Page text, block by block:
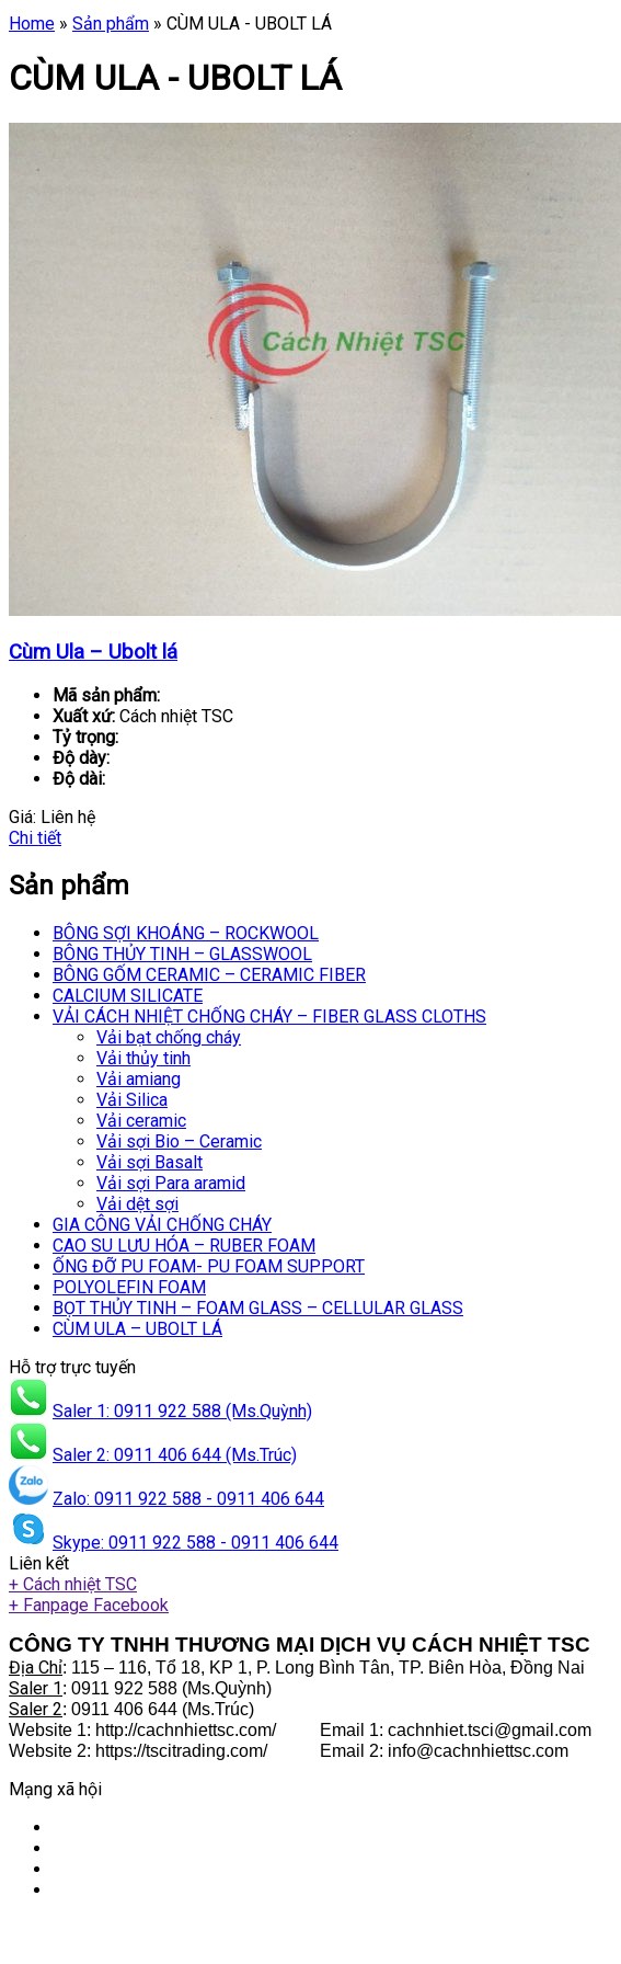
Home » Sản phẩm » CÙM ULA - UBOLT LÁ
CÙM ULA - UBOLT LÁ
Cùm Ula – Ubolt lá
Mã sản phẩm:
Xuất xứ: Cách nhiệt TSC
Tỷ trọng:
Độ dày:
Độ dài:
Giá: Liên hệ
Chi tiết
Sản phẩm
BÔNG SỢI KHOÁNG – ROCKWOOL
BÔNG THỦY TINH – GLASSWOOL
BÔNG GỐM CERAMIC – CERAMIC FIBER
CALCIUM SILICATE
VẢI CÁCH NHIỆT CHỐNG CHÁY – FIBER GLASS CLOTHS
Vải bạt chống cháy
Vải thủy tinh
Vải amiang
Vải Silica
Vải ceramic
Vải sợi Bio – Ceramic
Vải sợi Basalt
Vải sợi Para aramid
Vải dệt sợi
GIA CÔNG VẢI CHỐNG CHÁY
CAO SU LƯU HÓA – RUBER FOAM
ỐNG ĐỠ PU FOAM- PU FOAM SUPPORT
POLYOLEFIN FOAM
BỌT THỦY TINH – FOAM GLASS – CELLULAR GLASS
CÙM ULA – UBOLT LÁ
Hỗ trợ trực tuyến
Saler 1: 0911 922 588 (Ms.Quỳnh)
Saler 2: 0911 406 644 (Ms.Trúc)
Zalo: 0911 922 588 - 0911 406 644
Skype: 0911 922 588 - 0911 406 644
Liên kết
+ Cách nhiệt TSC
+ Fanpage Facebook
CÔNG TY TNHH THƯƠNG MẠI DỊCH VỤ CÁCH NHIỆT TSC
Địa Chỉ: 115 – 116, Tổ 18, KP 1, P. Long Bình Tân, TP. Biên Hòa, Đồng Nai
Saler 1: 0911 922 588 (Ms.Quỳnh)
Saler 2: 0911 406 644 (Ms.Trúc)
Website 1: http://cachnhiettsc.com/ Email 1: cachnhiet.tsci@gmail.com
Website 2: https://tscitrading.com/ Email 2: info@cachnhiettsc.com
Mạng xã hội